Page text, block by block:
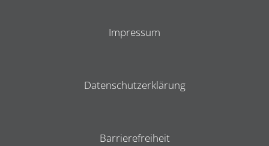
Impressum
Datenschutzerklärung
Barrierefreiheit